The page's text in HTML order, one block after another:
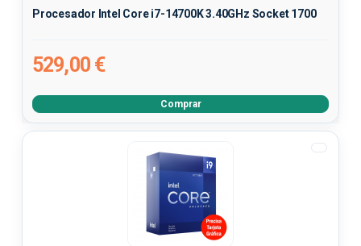
Procesador Intel Core i7-14700K 3.40GHz Socket 1700
529,00 €
Comprar